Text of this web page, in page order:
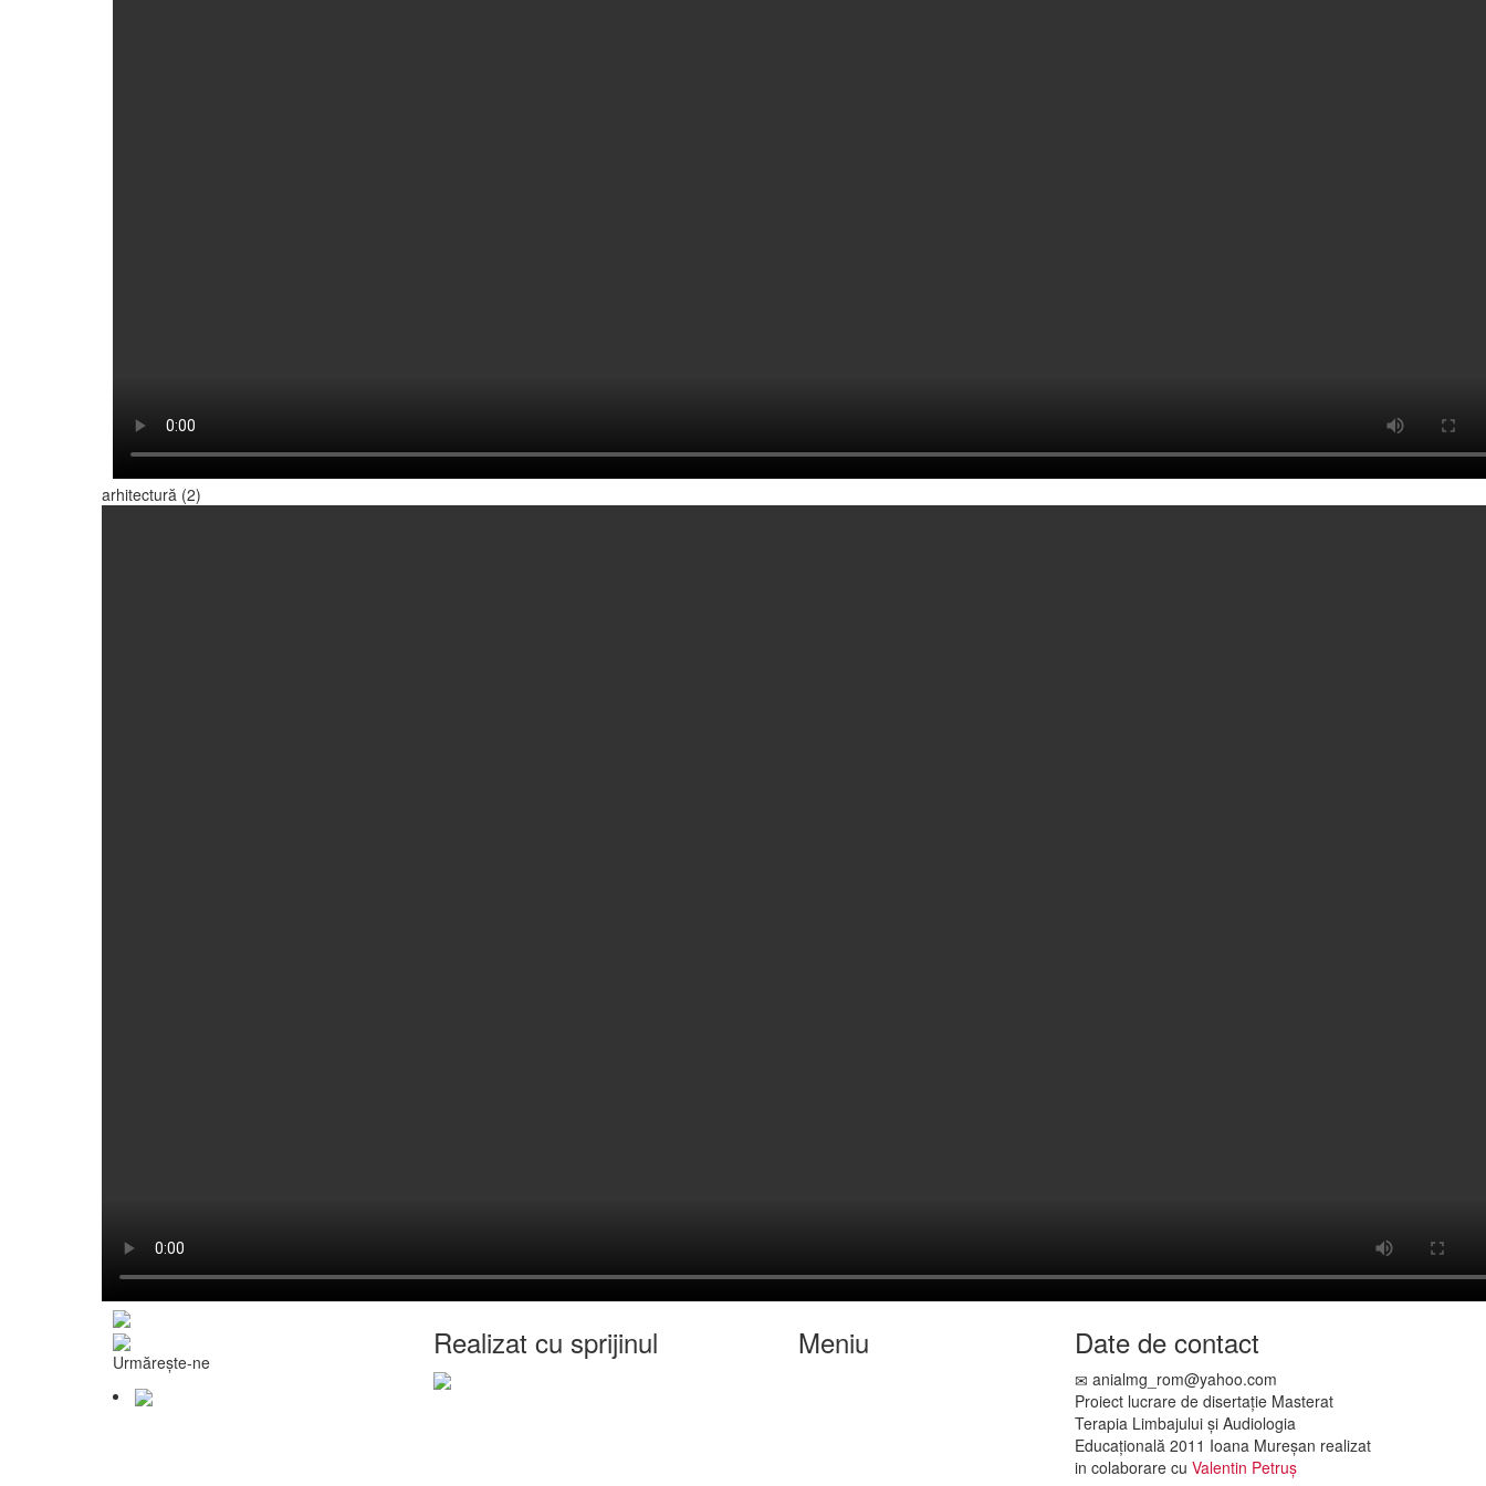
arhitectură (2)
Urmărește-ne
Realizat cu sprijinul Meniu Date de contact
anialmg_rom@yahoo.com
Proiect lucrare de disertație Masterat
Terapia Limbajului și Audiologia
Educațională 2011 Ioana Mureșan realizat
in colaborare cu Valentin Petruș